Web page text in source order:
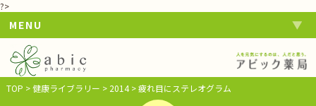
?>
MENU
TOP >健康ライブラリー > 2014>疲れ目にステレオグラム